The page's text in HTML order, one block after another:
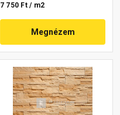
7 750 Ft / m2
Megnézem